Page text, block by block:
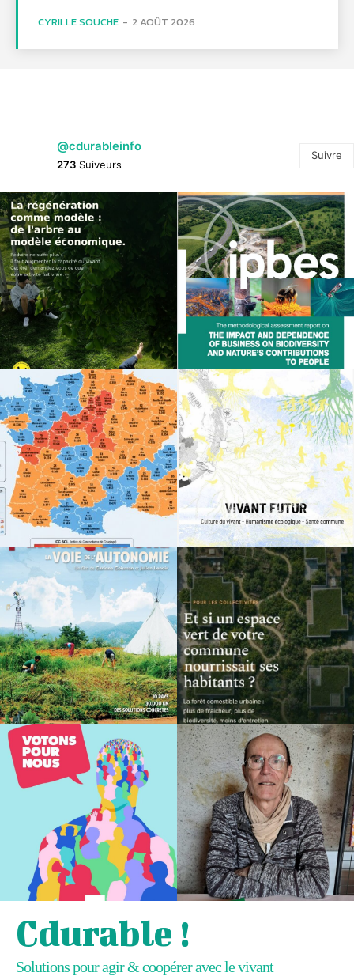
CYRILLE SOUCHE - 2 AOÛT 2026
@cdurableinfo
273 Suiveurs
Suivre
Cdurable !
Solutions pour agir & coopérer avec le vivant